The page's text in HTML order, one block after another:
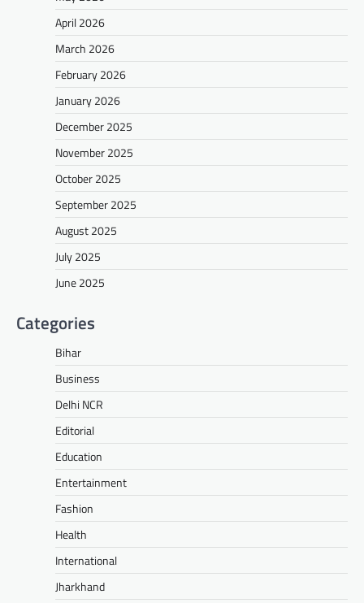
April 2026
March 2026
February 2026
January 2026
December 2025
November 2025
October 2025
September 2025
August 2025
July 2025
June 2025
Categories
Bihar
Business
Delhi NCR
Editorial
Education
Entertainment
Fashion
Health
International
Jharkhand